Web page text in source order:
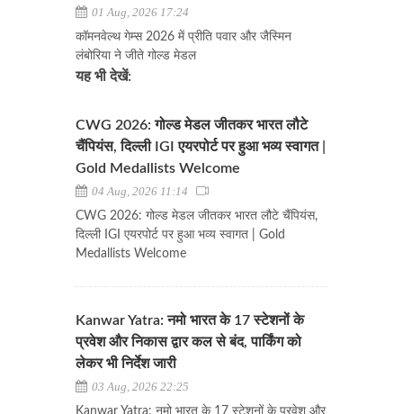
01 Aug, 2026 17:24
कॉमनवेल्थ गेम्स 2026 में प्रीति पवार और जैस्मिन
लंबोरिया ने जीते गोल्ड मेडल
यह भी देखें:
CWG 2026: गोल्ड मेडल जीतकर भारत लौटे
चैंपियंस, दिल्ली IGI एयरपोर्ट पर हुआ भव्य स्वागत |
Gold Medallists Welcome
04 Aug, 2026 11:14
CWG 2026: गोल्ड मेडल जीतकर भारत लौटे चैंपियंस,
दिल्ली IGI एयरपोर्ट पर हुआ भव्य स्वागत | Gold
Medallists Welcome
Kanwar Yatra: नमो भारत के 17 स्टेशनों के
प्रवेश और निकास द्वार कल से बंद, पार्किंग को
लेकर भी निर्देश जारी
03 Aug, 2026 22:25
Kanwar Yatra: नमो भारत के 17 स्टेशनों के प्रवेश और